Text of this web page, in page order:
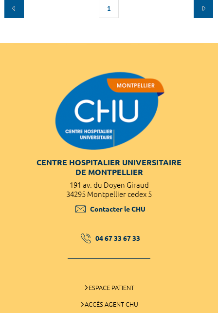
1
CENTRE HOSPITALIER UNIVERSITAIRE
DE MONTPELLIER
191 av. du Doyen Giraud
34295 Montpellier cedex 5
Contacter le CHU
04 67 33 67 33
ESPACE PATIENT
ACCÈS AGENT CHU